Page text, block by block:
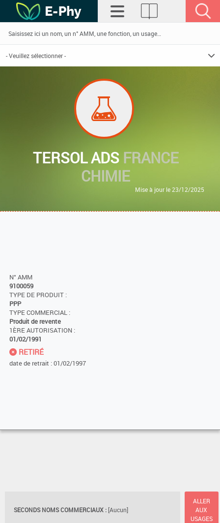
TERSOL ADS FRANCE
CHIMIE
Mise à jour le 23/12/2025
N° AMM
9100059
TYPE DE PRODUIT :
PPP
TYPE COMMERCIAL :
Produit de revente
1ÈRE AUTORISATION :
01/02/1991
RETIRÉ
date de retrait : 01/02/1997
SECONDS NOMS COMMERCIAUX : [Aucun]
ALLER
AUX
USAGES